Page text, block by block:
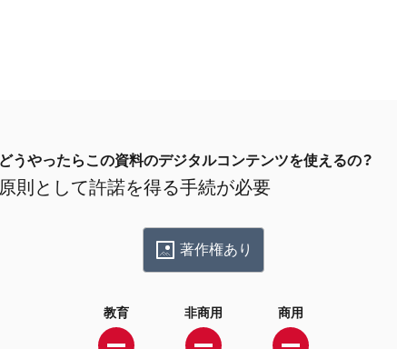
どうやったらこの資料のデジタルコンテンツを使えるの？
原則として許諾を得る手続が必要
著作権あり
教育 非商用 商用